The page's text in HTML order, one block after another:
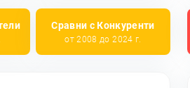
Сравни с Конкуренти
от 2008 до 2024 г.